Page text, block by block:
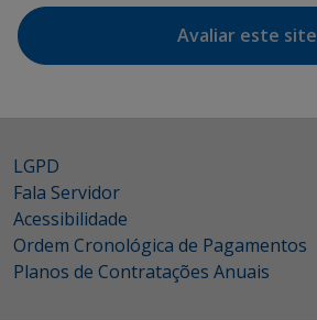
Avaliar este site
LGPD
Fala Servidor
Acessibilidade
Ordem Cronológica de Pagamentos
Planos de Contratações Anuais